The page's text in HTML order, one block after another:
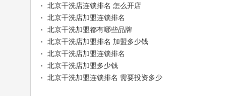
北京干洗店连锁排名 怎么开店
北京干洗店加盟连锁排名
北京干洗加盟都有哪些品牌
北京干洗店加盟排名 加盟多少钱
北京干洗店加盟连锁排名
北京干洗店加盟多少钱
北京干洗加盟连锁排名 需要投资多少